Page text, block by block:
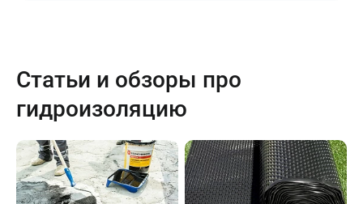
Статьи и обзоры про
гидроизоляцию